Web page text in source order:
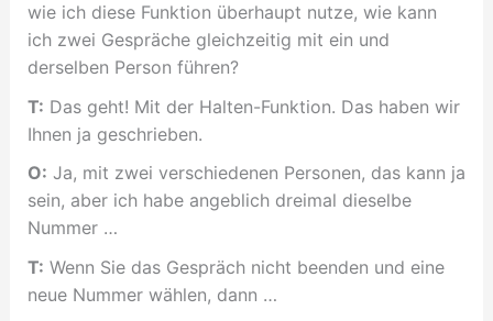
wie ich diese Funktion überhaupt nutze, wie kann
ich zwei Gespräche gleichzeitig mit ein und
derselben Person führen?
T: Das geht! Mit der Halten-Funktion. Das haben wir
Ihnen ja geschrieben.
O: Ja, mit zwei verschiedenen Personen, das kann ja
sein, aber ich habe angeblich dreimal dieselbe
Nummer …
T: Wenn Sie das Gespräch nicht beenden und eine
neue Nummer wählen, dann …